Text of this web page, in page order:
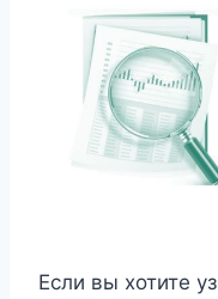
Если вы хотите